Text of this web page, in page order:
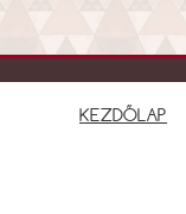
KEZDŐLAP